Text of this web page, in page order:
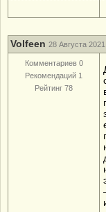
Volfeen 28 Августа 2021
Комментариев 0
Рекомендаций 1
Рейтинг 78